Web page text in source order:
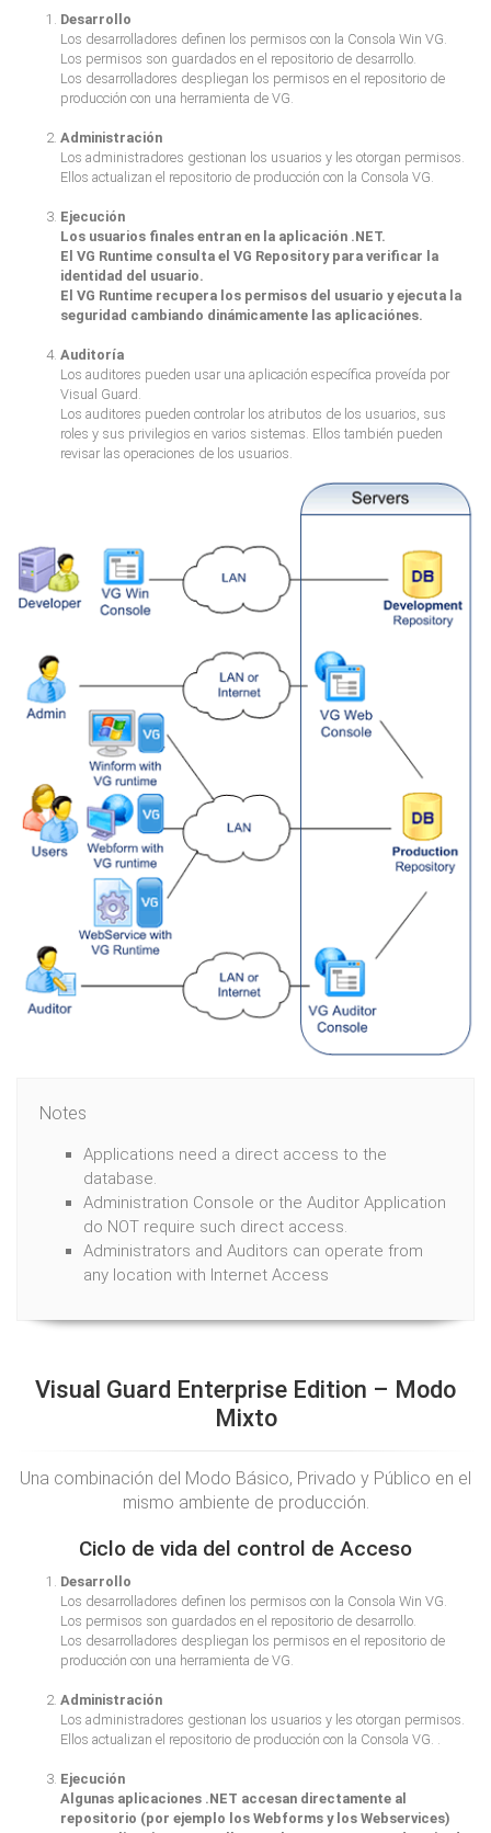
Desarrollo
Los desarrolladores definen los permisos con la Consola Win VG.
Los permisos son guardados en el repositorio de desarrollo.
Los desarrolladores despliegan los permisos en el repositorio de
producción con una herramienta de VG.
Administración
Los administradores gestionan los usuarios y les otorgan permisos.
Ellos actualizan el repositorio de producción con la Consola VG.
Ejecución
Los usuarios finales entran en la aplicación .NET.
El VG Runtime consulta el VG Repository para verificar la
identidad del usuario.
El VG Runtime recupera los permisos del usuario y ejecuta la
seguridad cambiando dinámicamente las aplicaciónes.
Auditoría
Los auditores pueden usar una aplicación específica proveída por
Visual Guard.
Los auditores pueden controlar los atributos de los usuarios, sus
roles y sus privilegios en varios sistemas. Ellos también pueden
revisar las operaciones de los usuarios.
Notes
Applications need a direct access to the
database.
Administration Console or the Auditor Application
do NOT require such direct access.
Administrators and Auditors can operate from
any location with Internet Access
Visual Guard Enterprise Edition – Modo
Mixto
Una combinación del Modo Básico, Privado y Público en el
mismo ambiente de producción.
Ciclo de vida del control de Acceso
Desarrollo
Los desarrolladores definen los permisos con la Consola Win VG.
Los permisos son guardados en el repositorio de desarrollo.
Los desarrolladores despliegan los permisos en el repositorio de
producción con una herramienta de VG.
Administración
Los administradores gestionan los usuarios y les otorgan permisos.
Ellos actualizan el repositorio de producción con la Consola VG. .
Ejecución
Algunas aplicaciones .NET accesan directamente al
repositorio (por ejemplo los Webforms y los Webservices)